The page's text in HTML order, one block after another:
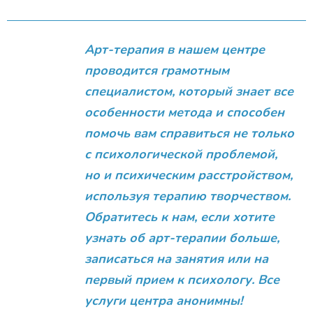
Арт-терапия в нашем центре
проводится грамотным
специалистом, который знает все
особенности метода и способен
помочь вам справиться не только
с психологической проблемой,
но и психическим расстройством,
используя терапию творчеством.
Обратитесь к нам, если хотите
узнать об арт-терапии больше,
записаться на занятия или на
первый прием к психологу. Все
услуги центра анонимны!